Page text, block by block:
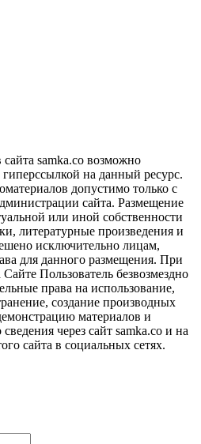
samka.co возможно
на данный ресурс.
допустимо только с
сайта. Размещение
или иной собственности
литературные произведения и
исключительно лицам,
для данного размещения. При
Пользователь безвозмездно
права на использование,
создание производных
материалов и
через сайт samka.co и на
сайта в социальных сетях.